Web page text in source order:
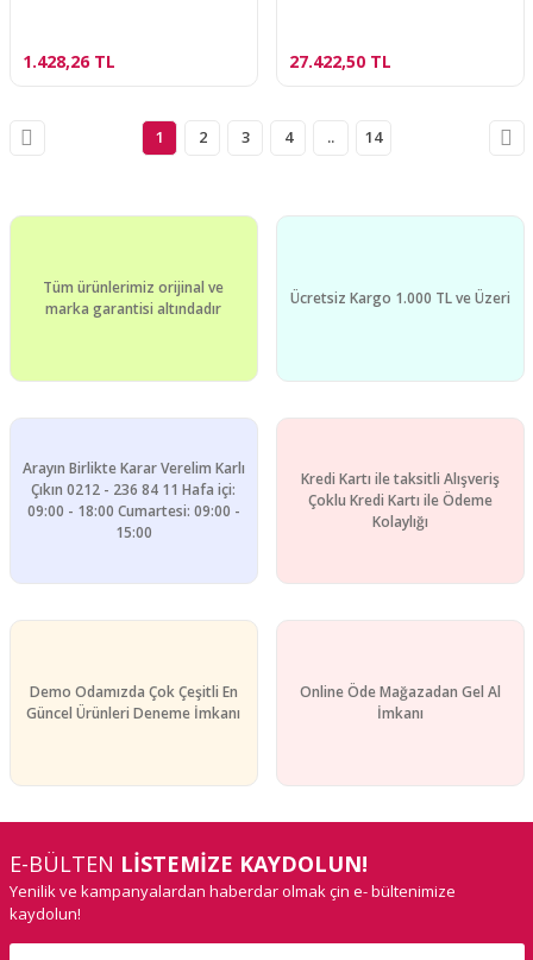
1.428,26 TL 27.422,50 TL
1 2 3 4 .. 14
Tüm ürünlerimiz orijinal ve
marka garantisi altındadır
Ücretsiz Kargo 1.000 TL ve Üzeri
Arayın Birlikte Karar Verelim Karlı
Çıkın 0212 - 236 84 11 Hafa içi:
09:00 - 18:00 Cumartesi: 09:00 -
15:00
Kredi Kartı ile taksitli Alışveriş
Çoklu Kredi Kartı ile Ödeme
Kolaylığı
Demo Odamızda Çok Çeşitli En
Güncel Ürünleri Deneme İmkanı
Online Öde Mağazadan Gel Al
İmkanı
E-BÜLTEN LİSTEMİZE KAYDOLUN!
Yenilik ve kampanyalardan haberdar olmak çin e- bültenimize
kaydolun!